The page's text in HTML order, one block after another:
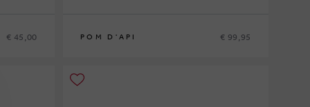
€ 45,00 POM D'API € 99,95